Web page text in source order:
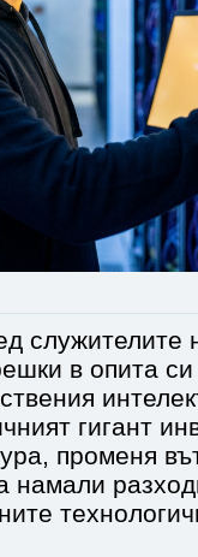
служителите
в опита
гигант
променя
намали